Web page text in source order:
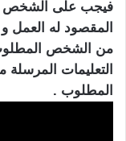
فيجب على الشخص
المقصود له العمل و
من الشخص المطلوب
التعليمات
المطلوب .